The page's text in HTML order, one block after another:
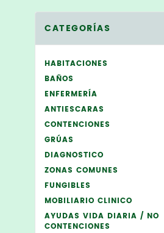
CATEGORÍAS
HABITACIONES
BAÑOS
ENFERMERÍA
ANTIESCARAS
CONTENCIONES
GRÚAS
DIAGNOSTICO
ZONAS COMUNES
FUNGIBLES
MOBILIARIO CLINICO
AYUDAS VIDA DIARIA / NO
CONTENCIONES